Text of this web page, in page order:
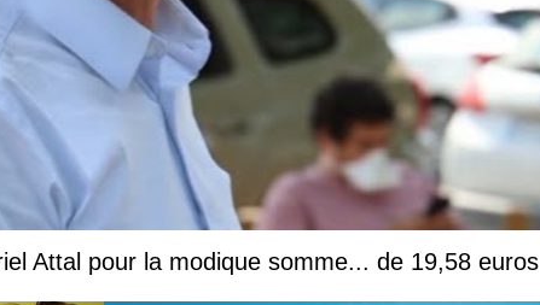
Attal pour la modique somme... de 19,58 euros